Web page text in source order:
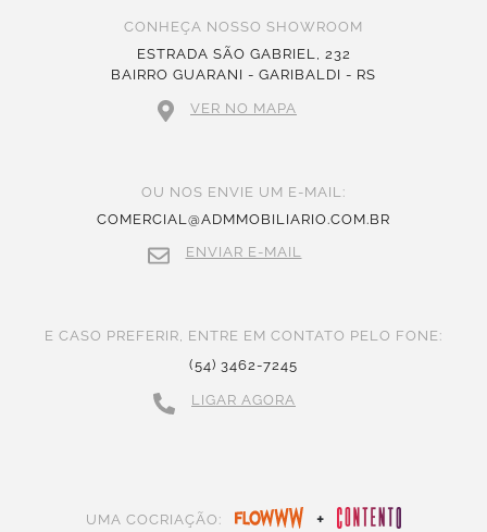
CONHEÇA NOSSO SHOWROOM
ESTRADA SÃO GABRIEL, 232
BAIRRO GUARANI - GARIBALDI - RS
VER NO MAPA
OU NOS ENVIE UM E-MAIL:
COMERCIAL@ADMMOBILIARIO.COM.BR
ENVIAR E-MAIL
E CASO PREFERIR, ENTRE EM CONTATO PELO FONE:
(54) 3462-7245
LIGAR AGORA
UMA COCRIAÇÃO: +